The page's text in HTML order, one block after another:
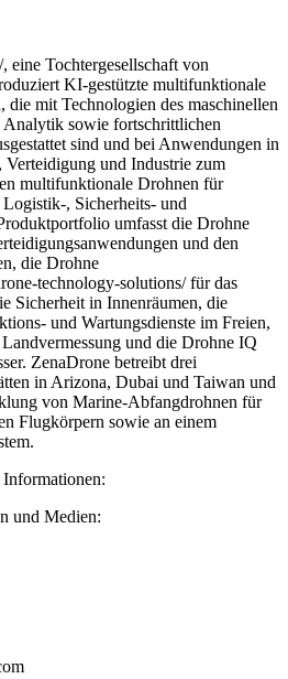
eine Tochtergesellschaft von
KI-gestützte multifunktionale
die mit Technologien des maschinellen
sowie fortschrittlichen
sind und bei Anwendungen in
und Industrie zum
multifunktionale Drohnen für
, Sicherheits- und
umfasst die Drohne
und den
die Drohne
technology-solutions/ für das
Sicherheit in Innenräumen, die
und Wartungsdienste im Freien,
und die Drohne IQ
ZenaDrone betreibt drei
in Arizona, Dubai und Taiwan und
von Marine-Abfangdrohnen für
Flugkörpern sowie an einem
und Medien: